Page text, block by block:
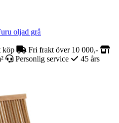
oljad grå
köp
Fri frakt över 10 000,-
Personlig service
45 års